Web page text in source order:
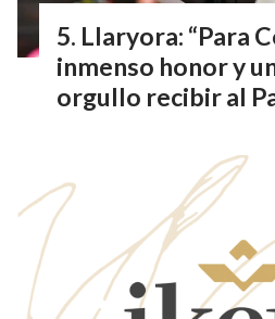
Llaryora: “Para
inmenso honor y
orgullo recibir al